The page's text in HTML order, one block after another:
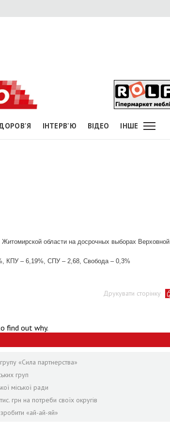
ІНТЕРВ'Ю ВІДЕО ІНШЕ
области на досрочных выборах Верховной
КПУ – 6,19%, СПУ – 2,68, Свобода – 0,3%
Друкувати сторінку
find out why.
«Сила партнерства»
груп
міської ради
грн на потреби своїх округів
«ай-ай-яй»